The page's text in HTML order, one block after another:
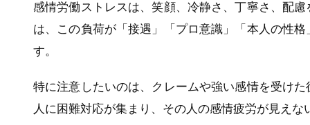
感情労働ストレスは、笑顔、冷静さ、丁寧さ、配
は、この負荷が「接遇」「プロ意識」「本人の性
す。
特に注意したいのは、クレームや強い感情を受け
人に困難対応が集まり、その人の感情疲労が見え